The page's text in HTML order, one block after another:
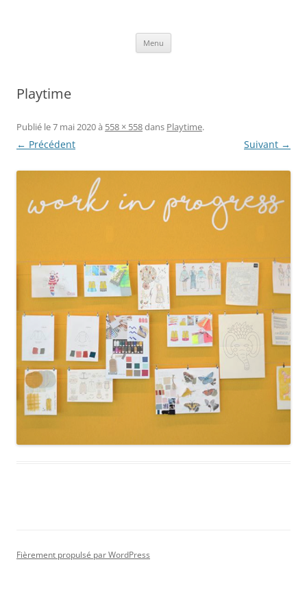
Menu
Playtime
Publié le7 mai 2020à 558 × 558dans Playtime.
← Précédent Suivant →
Fièrement propulsé par WordPress